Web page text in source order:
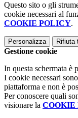
Questo sito o gli
cookie necessari al
COOKIE POLICY.
Personalizza Rifiuta
Gestione cookie
In questa schermata è
I cookie necessari
piattaforma e non è
Per conoscere quali
visionare la COOKIE